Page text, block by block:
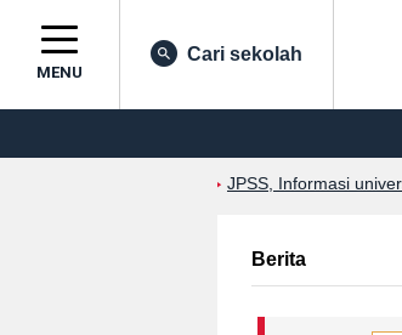
MENU
Cari sekolah
JPSS, Informasi
Berita